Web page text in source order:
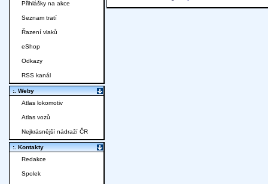
Přihlášky na akce
Seznam tratí
Řazení vlaků
eShop
Odkazy
RSS kanál
:. Weby
Atlas lokomotiv
Atlas vozů
Nejkrásnější nádraží ČR
:. Kontakty
Redakce
Spolek